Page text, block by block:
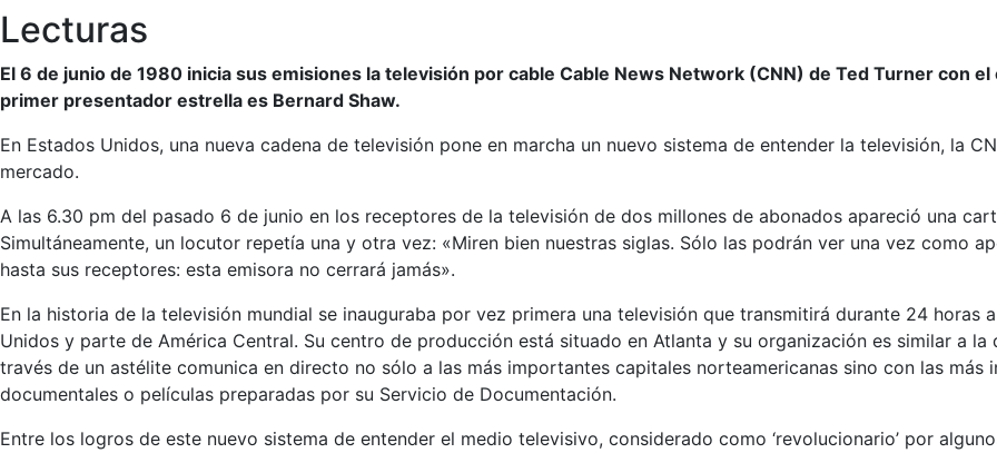
Lecturas
El 6 de junio de 1980 inicia sus emisiones la televisión por cable Cable News Network (CNN) de Ted Turner con
primer presentador estrella es Bernard Shaw.
En Estados Unidos, una nueva cadena de televisión pone en marcha un nuevo sistema de entender la televisión, la
mercado.
A las 6.30 pm del pasado 6 de junio en los receptores de la televisión de dos millones de abonados apareció una
Simultáneamente, un locutor repetía una y otra vez: «Miren bien nuestras siglas. Sólo las podrán ver una vez como
hasta sus receptores: esta emisora no cerrará jamás».
En la historia de la televisión mundial se inauguraba por vez primera una televisión que transmitirá durante 24
Unidos y parte de América Central. Su centro de producción está situado en Atlanta y su organización es similar a
través de un astélite comunica en directo no sólo a las más importantes capitales norteamericanas sino con las
documentales o películas preparadas por su Servicio de Documentación.
Entre los logros de este nuevo sistema de entender el medio televisivo, considerado como ‘revolucionario’ por